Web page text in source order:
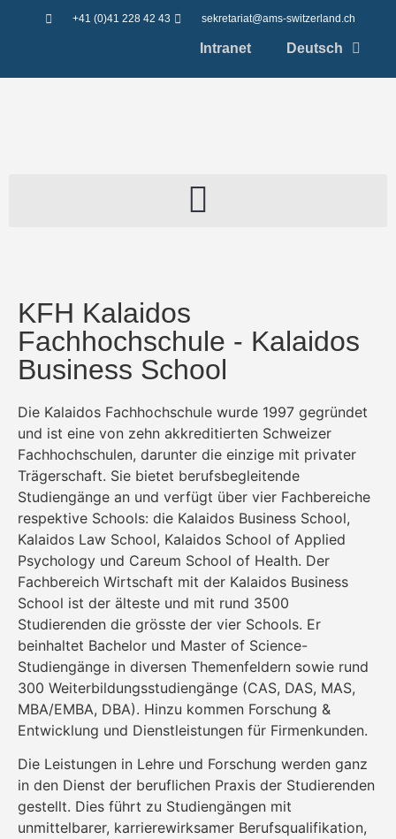
+41 (0)41 228 42 43 sekretariat@ams-switzerland.ch
Intranet Deutsch
KFH Kalaidos
Fachhochschule - Kalaidos
Business School
Die Kalaidos Fachhochschule wurde 1997 gegründet
und ist eine von zehn akkreditierten Schweizer
Fachhochschulen, darunter die einzige mit privater
Trägerschaft. Sie bietet berufsbegleitende
Studiengänge an und verfügt über vier Fachbereiche
respektive Schools: die Kalaidos Business School,
Kalaidos Law School, Kalaidos School of Applied
Psychology und Careum School of Health. Der
Fachbereich Wirtschaft mit der Kalaidos Business
School ist der älteste und mit rund 3500
Studierenden die grösste der vier Schools. Er
beinhaltet Bachelor und Master of Science-
Studiengänge in diversen Themenfeldern sowie rund
300 Weiterbildungsstudiengänge (CAS, DAS, MAS,
MBA/EMBA, DBA). Hinzu kommen Forschung &
Entwicklung und Dienstleistungen für Firmenkunden.
Die Leistungen in Lehre und Forschung werden ganz
in den Dienst der beruflichen Praxis der Studierenden
gestellt. Dies führt zu Studiengängen mit
unmittelbarer, karrierewirksamer Berufsqualifikation,